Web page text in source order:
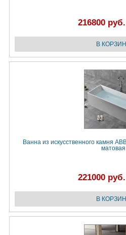
216800 руб.
Ванна из искусственного камня
матовая
221000 руб.